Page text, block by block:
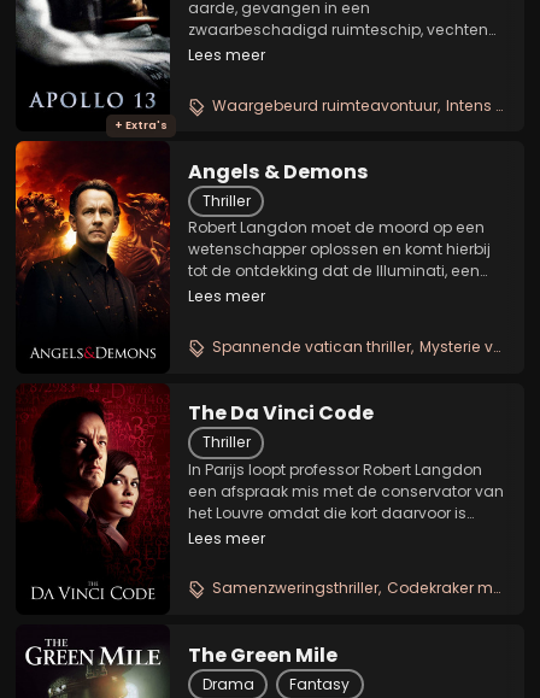
+ Extra's
aarde, gevangen in een
zwaarbeschadigd ruimteschip, vechten
de astronauten Jim Lovell, Fred Haise en
overleven. Ondertussen stellen astronaut
Ken Mattingly,...
Lees meer
Waargebeurd ruimteavontuur Intens reddingsdrama
Angels & Demons
Thriller
Robert Langdon moet de moord op een
wetenschapper oplossen en komt hierbij
tot de ontdekking dat de Illuminati, een
doodgewaande, mysterieuze sekte, een
tijdens een conclaaf. Ook zijn de vier
kardinalen...
Lees meer
Spannende vatican thriller Mysterie vol symbolen
The Da Vinci Code
Thriller
In Parijs loopt professor Robert Langdon
een afspraak mis met de conservator van
het Louvre omdat die kort daarvoor is
vermoord. Langdon is de belangrijkste
stierf zijn naam op de grond heeft
geschreven. Hij...
Lees meer
Samenzweringsthriller Codekraker mysterie
The Green Mile
Drama
Fantasy